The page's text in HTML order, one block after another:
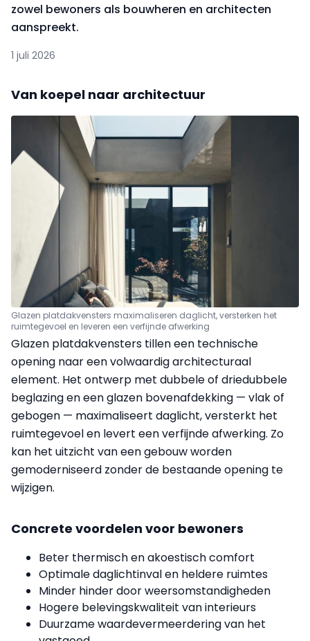
zowel bewoners als bouwheren en architecten
aanspreekt.
1 juli 2026
Van koepel naar architectuur
Glazen platdakvensters maximaliseren daglicht, versterken het
ruimtegevoel en leveren een verfijnde afwerking
Glazen platdakvensters tillen een technische
opening naar een volwaardig architecturaal
element. Het ontwerp met dubbele of driedubbele
beglazing en een glazen bovenafdekking — vlak of
gebogen — maximaliseert daglicht, versterkt het
ruimtegevoel en levert een verfijnde afwerking. Zo
kan het uitzicht van een gebouw worden
gemoderniseerd zonder de bestaande opening te
wijzigen.
Concrete voordelen voor bewoners
Beter thermisch en akoestisch comfort
Optimale daglichtinval en heldere ruimtes
Minder hinder door weersomstandigheden
Hogere belevingskwaliteit van interieurs
Duurzame waardevermeerdering van het